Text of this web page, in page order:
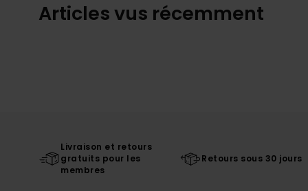
Articles vus récemment
Livraison et retours
gratuits pour les
membres
Retours sous 30 jours